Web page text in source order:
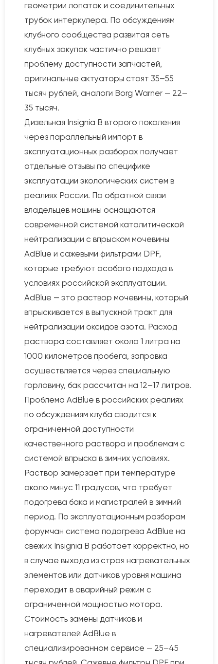
геометрии лопаток и соединительных
трубок интеркулера. По обсуждениям
клубного сообщества развитая сеть
клубных закупок частично решает
проблему доступности запчастей,
оригинальные актуаторы стоят 35–55
тысяч рублей, аналоги Borg Warner — 22–
35 тысяч.
Дизельная Insignia B второго поколения
через параллельный импорт в
эксплуатационных разборах получает
отдельные отзывы по специфике
эксплуатации экологических систем в
реалиях России. По обратной связи
владельцев машины оснащаются
современной системой каталитической
нейтрализации с впрыском мочевины
AdBlue и сажевыми фильтрами DPF,
которые требуют особого подхода в
условиях российской эксплуатации.
AdBlue — это раствор мочевины, который
впрыскивается в выпускной тракт для
нейтрализации оксидов азота. Расход
раствора составляет около 1 литра на
1000 километров пробега, заправка
осуществляется через специальную
горловину, бак рассчитан на 12–17 литров.
Проблема AdBlue в российских реалиях
по обсуждениям клуба сводится к
ограниченной доступности
качественного раствора и проблемам с
системой впрыска в зимних условиях.
Раствор замерзает при температуре
около минус 11 градусов, что требует
подогрева бака и магистралей в зимний
период. По эксплуатационным разборам
форумчан система подогрева AdBlue на
свежих Insignia B работает корректно, но
в случае выхода из строя нагревательных
элементов или датчиков уровня машина
переходит в аварийный режим с
ограниченной мощностью мотора.
Стоимость замены датчиков и
нагревателей AdBlue в
специализированном сервисе — 25–45